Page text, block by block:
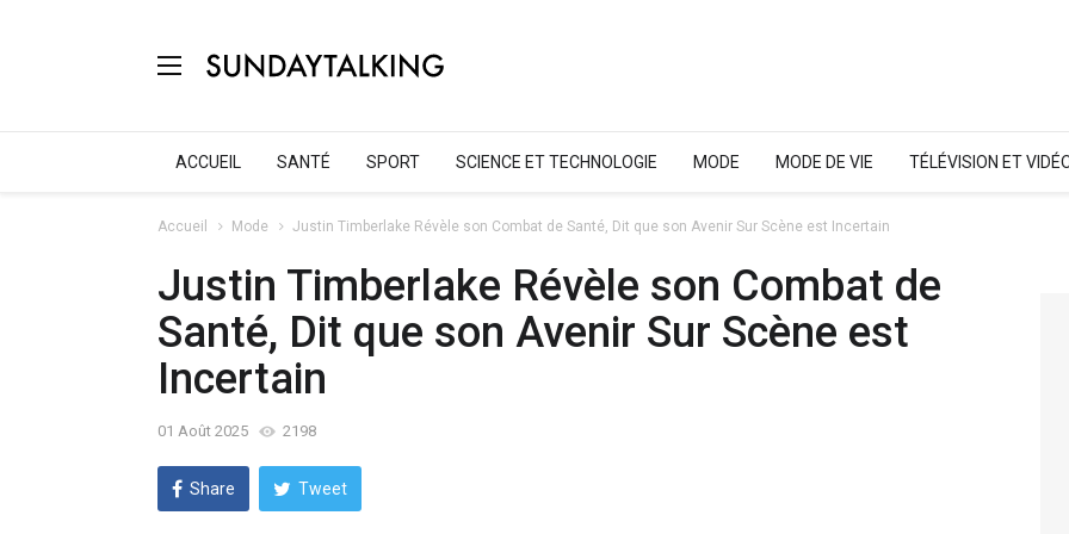
ACCUEIL SANTÉ SPORT SCIENCE ET TECHNOLOGIE MODE MODE DE VIE TÉLÉVISION ET
Accueil Mode Justin Timberlake Révèle son Combat de Santé, Dit que son Avenir Sur Scène est Incertain
Justin Timberlake Révèle son Combat de
Santé, Dit que son Avenir Sur Scène est
Incertain
01 Août 2025 2198
Share Tweet